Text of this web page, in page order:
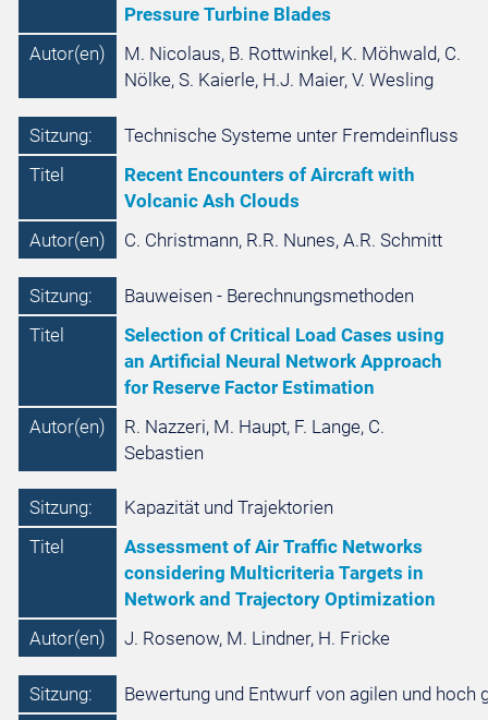
Pressure Turbine Blades
Autor(en)
M. Nicolaus, B. Rottwinkel, K. Möhwald, C.
Nölke, S. Kaierle, H.J. Maier, V. Wesling
Sitzung:
Technische Systeme unter Fremdeinfluss
Titel
Recent Encounters of Aircraft with
Volcanic Ash Clouds
Autor(en)
C. Christmann, R.R. Nunes, A.R. Schmitt
Sitzung:
Bauweisen - Berechnungsmethoden
Titel
Selection of Critical Load Cases using
an Artificial Neural Network Approach
for Reserve Factor Estimation
Autor(en)
R. Nazzeri, M. Haupt, F. Lange, C.
Sebastien
Sitzung:
Kapazität und Trajektorien
Titel
Assessment of Air Traffic Networks
considering Multicriteria Targets in
Network and Trajectory Optimization
Autor(en)
J. Rosenow, M. Lindner, H. Fricke
Sitzung: Bewertung und Entwurf von agilen und